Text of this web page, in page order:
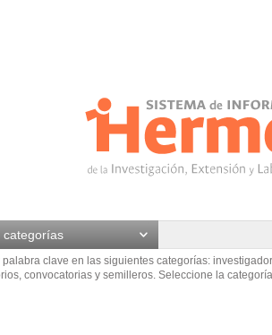
categorías
palabra clave en las siguientes categorías:
convocatorias y semilleros. Seleccione la